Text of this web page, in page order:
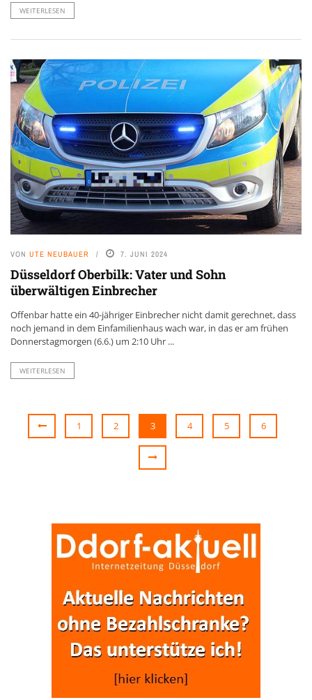
WEITERLESEN
VON UTE NEUBAUER 7. JUNI 2024
Düsseldorf Oberbilk: Vater und Sohn
überwältigen Einbrecher
Offenbar hatte ein 40-jähriger Einbrecher nicht damit gerechnet, dass
noch jemand in dem Einfamilienhaus wach war, in das er am frühen
Donnerstagmorgen (6.6.) um 2:10 Uhr ...
WEITERLESEN
1 2 3 4 5 6